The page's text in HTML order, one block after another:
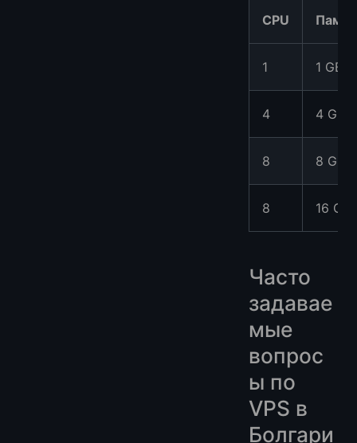
CPU
1 1 GB
4 4 GB
8 8 GB
8 16 GB
Часто
задавае
мые
вопрос
ы по
VPS в
Болгари